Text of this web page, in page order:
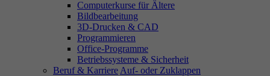
Computerkurse für Ältere
Bildbearbeitung
3D-Drucken & CAD
Programmieren
Office-Programme
Betriebssysteme & Sicherheit
Beruf & Karriere Auf- oder Zuklappen